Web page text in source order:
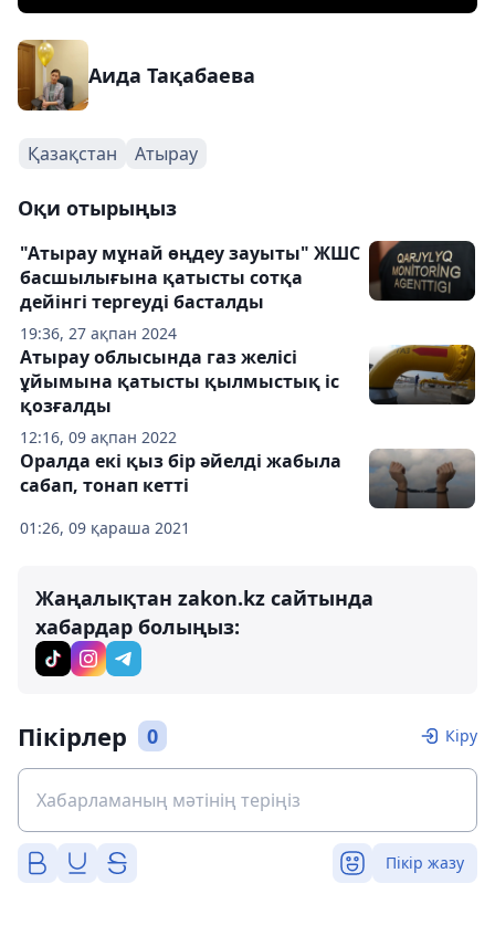
Аида Тақабаева
Қазақстан Атырау
Оқи отырыңыз
19:36, 27 ақпан 2024
"Атырау мұнай өңдеу зауыты" ЖШС
басшылығына қатысты сотқа
дейінгі тергеуді басталды
12:16, 09 ақпан 2022
Атырау облысында газ желісі
ұйымына қатысты қылмыстық іс
қозғалды
01:26, 09 қараша 2021
Оралда екі қыз бір әйелді жабыла
сабап, тонап кетті
Жаңалықтан zakon.kz сайтында
хабардар болыңыз:
Пікірлер 0 Кіру
Пікір жазу